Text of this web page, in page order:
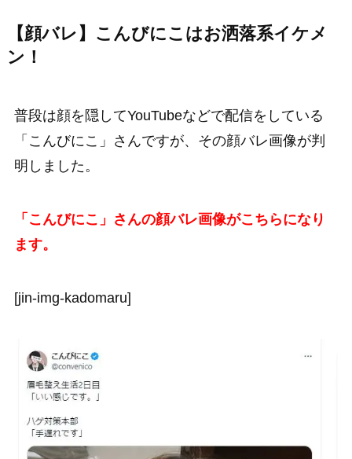
【顔バレ】こんびにこはお洒落系イケメ
ン！
普段は顔を隠してYouTubeなどで配信をしている
「こんびにこ」さんですが、その顔バレ画像が判
明しました。
「こんびにこ」さんの顔バレ画像がこちらになり
ます。
[jin-img-kadomaru]